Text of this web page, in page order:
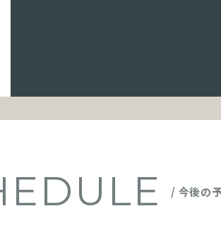
/ 今後の